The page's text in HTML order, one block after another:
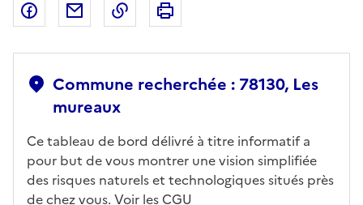
Partager sur Facebook
Partager par emailCopier dans le presse-papier
Commune recherchée : 78130, Les
mureaux
Ce tableau de bord délivré à titre informatif a
pour but de vous montrer une vision simplifiée
des risques naturels et technologiques situés près
de chez vous. Voir les CGU